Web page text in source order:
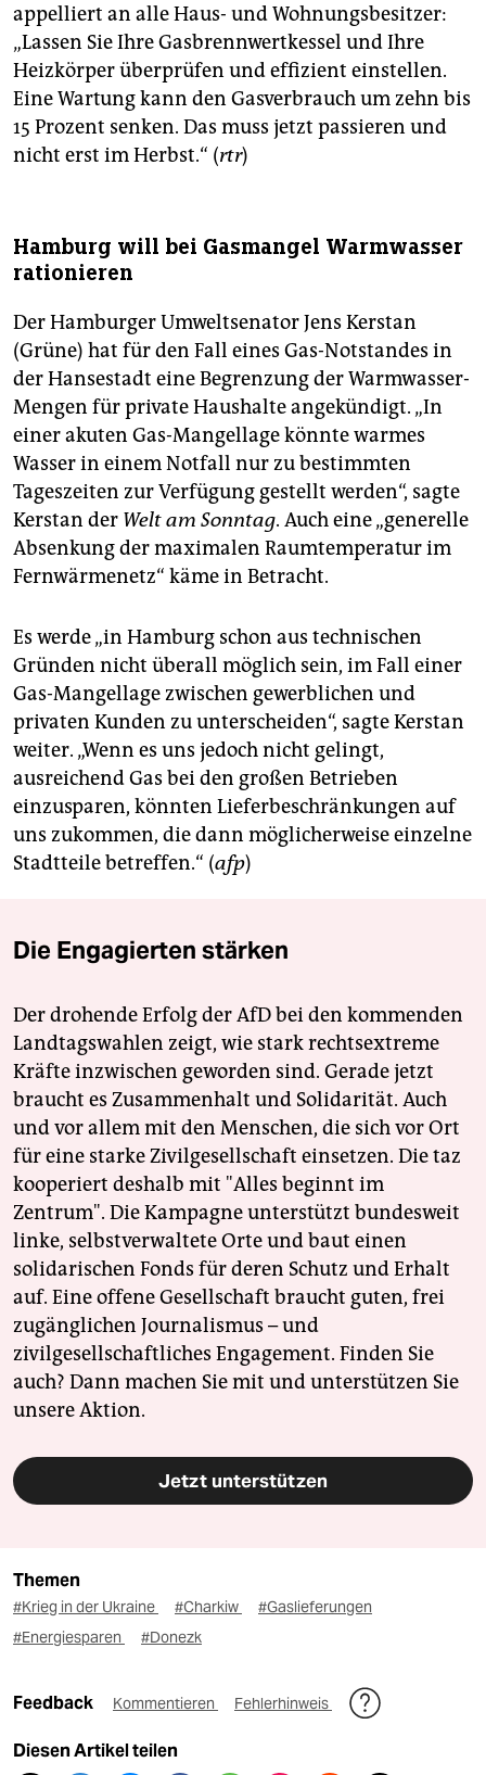
appelliert an alle Haus- und Wohnungsbesitzer:
„Lassen Sie Ihre Gasbrennwertkessel und Ihre
Heizkörper überprüfen und effizient einstellen.
Eine Wartung kann den Gasverbrauch um zehn bis
15 Prozent senken. Das muss jetzt passieren und
nicht erst im Herbst.“ (rtr)
Hamburg will bei Gasmangel Warmwasser
rationieren
Der Hamburger Umweltsenator Jens Kerstan
(Grüne) hat für den Fall eines Gas-Notstandes in
der Hansestadt eine Begrenzung der Warmwasser-
Mengen für private Haushalte angekündigt. „In
einer akuten Gas-Mangellage könnte warmes
Wasser in einem Notfall nur zu bestimmten
Tageszeiten zur Verfügung gestellt werden“, sagte
Kerstan der Welt am Sonntag. Auch eine „generelle
Absenkung der maximalen Raumtemperatur im
Fernwärmenetz“ käme in Betracht.
Es werde „in Hamburg schon aus technischen
Gründen nicht überall möglich sein, im Fall einer
Gas-Mangellage zwischen gewerblichen und
privaten Kunden zu unterscheiden“, sagte Kerstan
weiter. „Wenn es uns jedoch nicht gelingt,
ausreichend Gas bei den großen Betrieben
einzusparen, könnten Lieferbeschränkungen auf
uns zukommen, die dann möglicherweise einzelne
Stadtteile betreffen.“ (afp)
Die Engagierten stärken
Der drohende Erfolg der AfD bei den kommenden
Landtagswahlen zeigt, wie stark rechtsextreme
Kräfte inzwischen geworden sind. Gerade jetzt
braucht es Zusammenhalt und Solidarität. Auch
und vor allem mit den Menschen, die sich vor Ort
für eine starke Zivilgesellschaft einsetzen. Die taz
kooperiert deshalb mit "Alles beginnt im
Zentrum". Die Kampagne unterstützt bundesweit
linke, selbstverwaltete Orte und baut einen
solidarischen Fonds für deren Schutz und Erhalt
auf. Eine offene Gesellschaft braucht guten, frei
zugänglichen Journalismus – und
zivilgesellschaftliches Engagement. Finden Sie
auch? Dann machen Sie mit und unterstützen Sie
unsere Aktion.
Jetzt unterstützen
Themen
#Krieg in der Ukraine #Charkiw
#Gaslieferungen
#Energiesparen
#Donezk
Feedback Kommentieren Fehlerhinweis
Diesen Artikel teilen